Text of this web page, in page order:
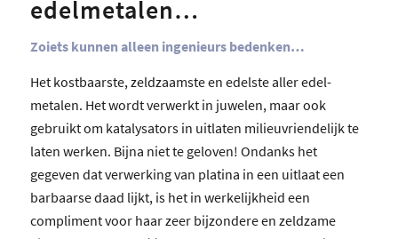
edelmetalen…
Zoiets kunnen alleen ingenieurs bedenken…
Het kostbaarste, zeldzaamste en edelste aller edel-
metalen. Het wordt verwerkt in juwelen, maar ook
gebruikt om katalysators in uitlaten milieuvriendelijk te
laten werken. Bijna niet te geloven! Ondanks het
gegeven dat verwerking van platina in een uitlaat een
barbaarse daad lijkt, is het in werkelijkheid een
compliment voor haar zeer bijzondere en zeldzame